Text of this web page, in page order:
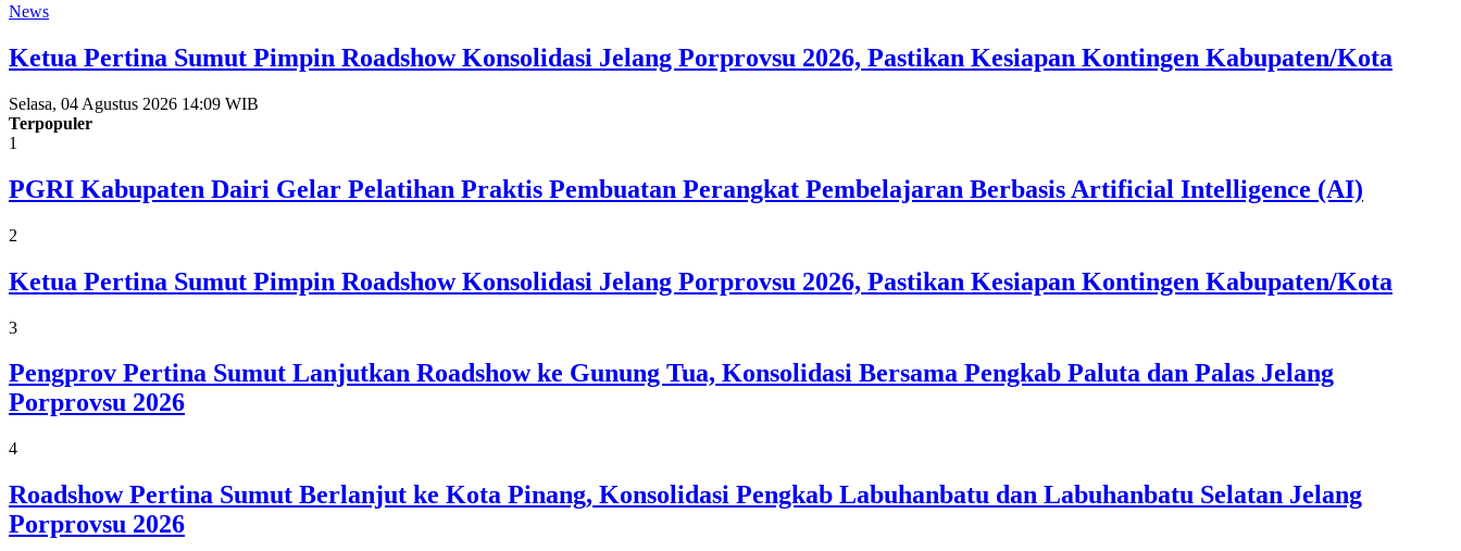
News
Ketua Pertina Sumut Pimpin Roadshow Konsolidasi Jelang Porprovsu 2026, Pastikan Kesiapan Kontingen Kabupaten/Kota
Selasa, 04 Agustus 2026 14:09 WIB
Terpopuler
1
PGRI Kabupaten Dairi Gelar Pelatihan Praktis Pembuatan Perangkat Pembelajaran Berbasis Artificial Intelligence (AI)
2
Ketua Pertina Sumut Pimpin Roadshow Konsolidasi Jelang Porprovsu 2026, Pastikan Kesiapan Kontingen Kabupaten/Kota
3
Pengprov Pertina Sumut Lanjutkan Roadshow ke Gunung Tua, Konsolidasi Bersama Pengkab Paluta dan Palas Jelang
Porprovsu 2026
4
Roadshow Pertina Sumut Berlanjut ke Kota Pinang, Konsolidasi Pengkab Labuhanbatu dan Labuhanbatu Selatan Jelang
Porprovsu 2026